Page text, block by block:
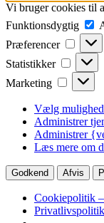
Vi bruger cookies til
Funktionsdygtig
Præferencer
Statistikker
Marketing
Vælg
Administrer
Administrer
Læs mere om
Godkend Afvis
Cookiepolitik
Privatlivspolitik